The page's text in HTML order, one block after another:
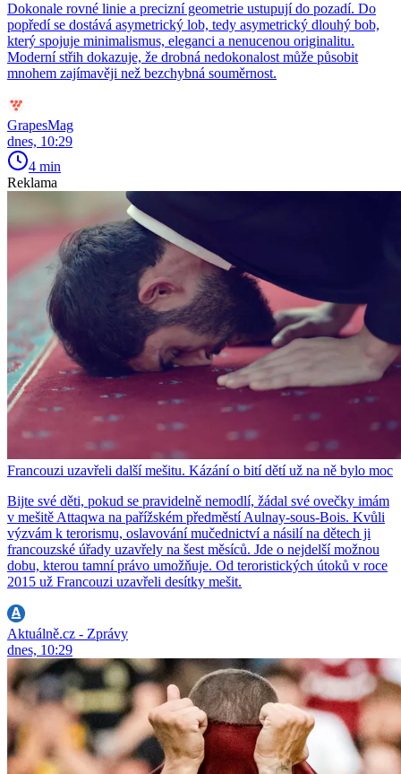
Dokonale rovné linie a precizní geometrie ustupují do pozadí. Do
popředí se dostává asymetrický lob, tedy asymetrický dlouhý bob,
který spojuje minimalismus, eleganci a nenucenou originalitu.
Moderní střih dokazuje, že drobná nedokonalost může působit
mnohem zajímavěji než bezchybná souměrnost.
GrapesMag
dnes, 10:29
4 min
Reklama
Francouzi uzavřeli další mešitu. Kázání o bití dětí už na ně bylo moc
Bijte své děti, pokud se pravidelně nemodlí, žádal své ovečky imám
v mešitě Attaqwa na pařížském předměstí Aulnay-sous-Bois. Kvůli
výzvám k terorismu, oslavování mučednictví a násilí na dětech ji
francouzské úřady uzavřely na šest měsíců. Jde o nejdelší možnou
dobu, kterou tamní právo umožňuje. Od teroristických útoků v roce
2015 už Francouzi uzavřeli desítky mešit.
Aktuálně.cz - Zprávy
dnes, 10:29